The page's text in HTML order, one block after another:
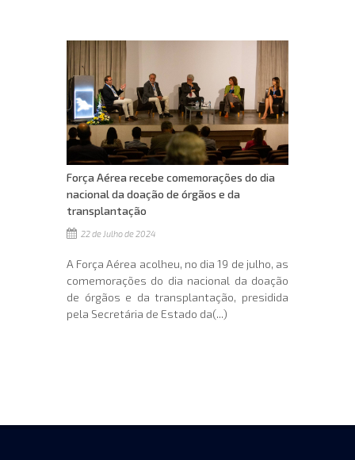
Força Aérea recebe comemorações do dia
nacional da doação de órgãos e da
transplantação
22 de Julho de 2024
A Força Aérea acolheu, no dia 19 de julho, as
comemorações do dia nacional da doação
de órgãos e da transplantação, presidida
pela Secretária de Estado da(...)